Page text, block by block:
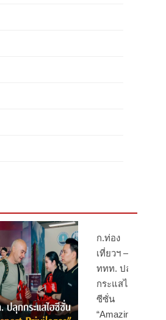
ก.ท่อง
เที่ยวฯ –
ททท. ปลุก
กระแสไฮ
ซีซั่น
“Amazing